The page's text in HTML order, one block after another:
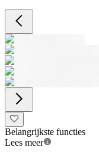
Belangrijkste functies
Lees meer